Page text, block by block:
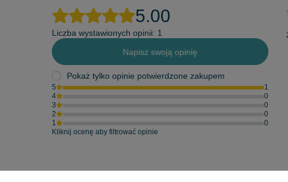
5.00
Liczba wystawionych opinii: 1
Napisz swoją opinię
Pokaż tylko opinie potwierdzone zakupem
5
1
4
0
3
0
2
0
1
0
Kliknij ocenę aby filtrować opinie